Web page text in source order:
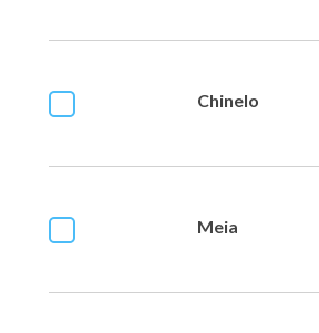
Chinelo
Meia